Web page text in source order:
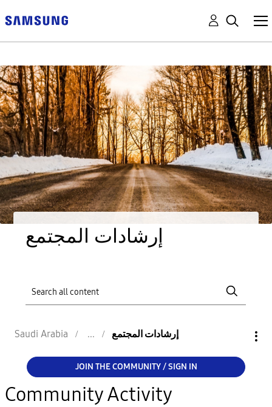
إرشادات المجتمع
Saudi Arabia إرشادات المجتمع
JOIN THE COMMUNITY / SIGN IN
Community Activity